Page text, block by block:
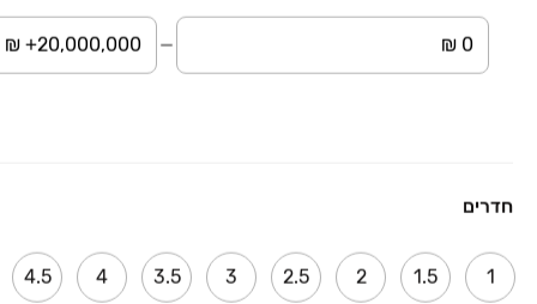
חדרים
1
1.5
2
2.5
3
3.5
4
4.5
לב השמורה צפת
אירית 1-7, צפת
במבצע
לוטם 7, הפרחים, חריש
4-5 חדרים